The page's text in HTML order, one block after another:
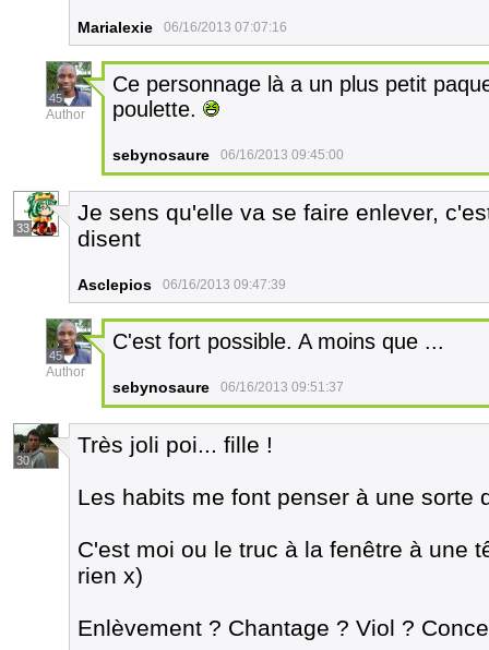
Marialexie 06/16/2013 07:07:16
45
Author
Ce personnage là a un plus petit
poulette.
sebynosaure 06/16/2013 09:45:00
33
Je sens qu'elle va se faire enlever,
disent
Asclepios 06/16/2013 09:47:39
45
Author
C'est fort possible. A moins que ...
sebynosaure 06/16/2013 09:51:37
30
Très joli poi... fille !
Les habits me font penser à une sorte
C'est moi ou le truc à la fenêtre à une
rien x)
Enlèvement ? Chantage ? Viol ?